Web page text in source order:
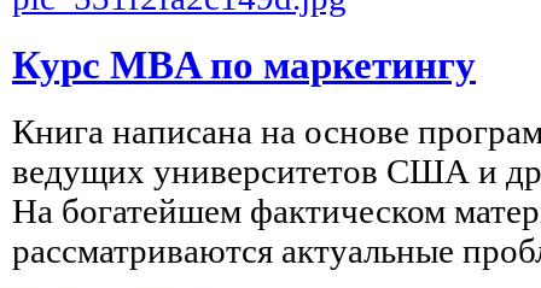
Курс MBA по маркетингу
Книга написана на основе
ведущих университетов США и
На богатейшем фактическом
рассматриваются актуальные